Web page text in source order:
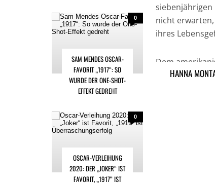
0
SAM MENDES OSCAR-
FAVORIT „1917“: SO
WURDE DER ONE-SHOT-
EFFEKT GEDREHT
0
OSCAR-VERLEIHUNG
2020: DER „JOKER“ IST
FAVORIT, „1917“ IST
siebenjährigen
nicht erwarten,
ihres
Dem
hinzu: „Ich
großartigste
HANNA